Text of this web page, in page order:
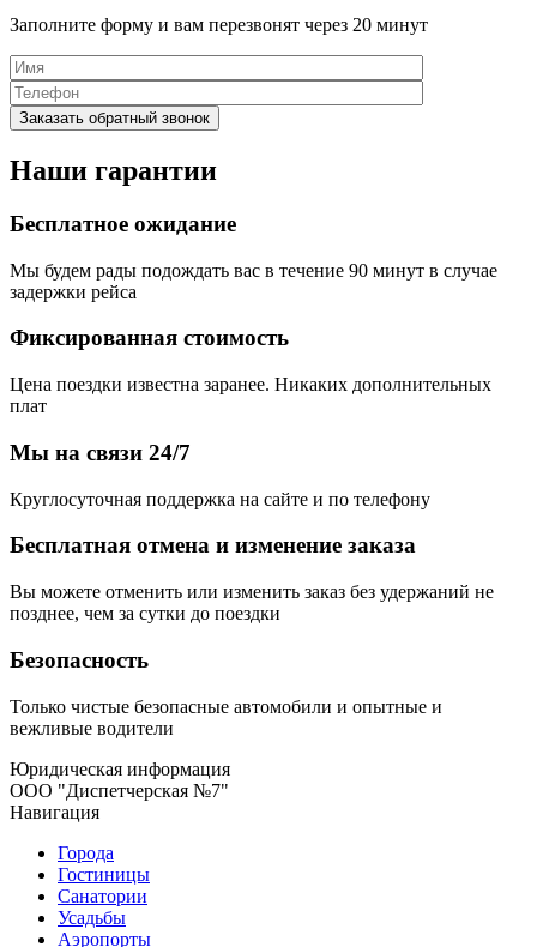
Заполните форму и вам перезвонят через 20 минут
Наши гарантии
Бесплатное ожидание
Мы будем рады подождать вас в течение 90 минут в случае
задержки рейса
Фиксированная стоимость
Цена поездки известна заранее. Никаких дополнительных
плат
Мы на связи 24/7
Круглосуточная поддержка на сайте и по телефону
Бесплатная отмена и изменение заказа
Вы можете отменить или изменить заказ без удержаний не
позднее, чем за сутки до поездки
Безопасность
Только чистые безопасные автомобили и опытные и
вежливые водители
Юридическая информация
ООО "Диспетчерская №7"
Навигация
Города
Гостиницы
Санатории
Усадьбы
Аэропорты